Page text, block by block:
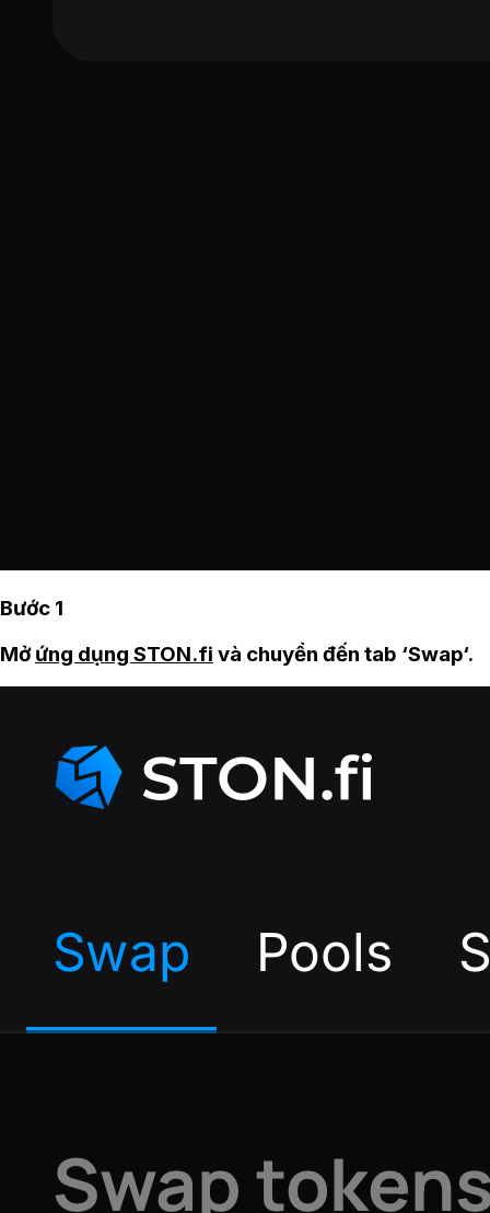
Bước 1
Mởứng dụng STON.fi và chuyển đến tab ‘Swap‘.